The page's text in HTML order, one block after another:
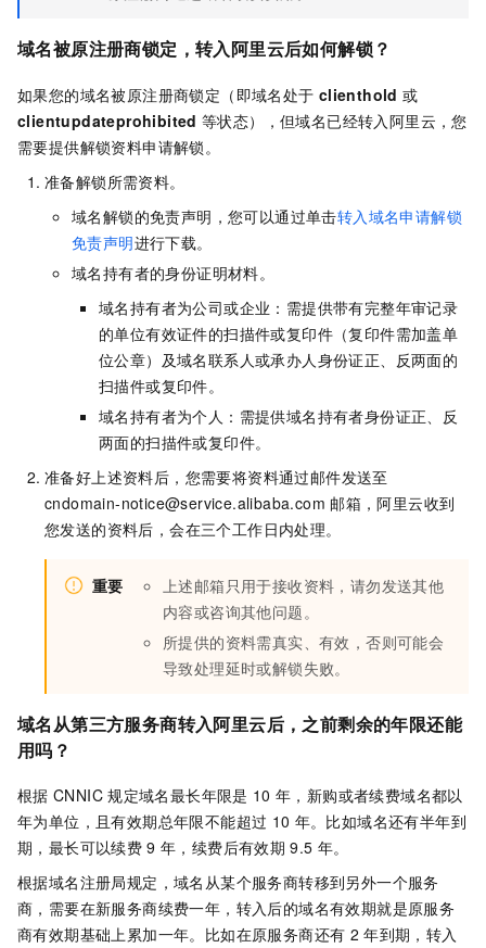
域名被原注册商锁定，转入阿里云后如何解锁？
如果您的域名被原注册商锁定（即域名处于 clienthold 或
clientupdateprohibited 等状态），但域名已经转入阿里云，您
需要提供解锁资料申请解锁。
准备解锁所需资料。
域名解锁的免责声明，您可以通过单击转入域名申请解锁
免责声明进行下载。
域名持有者的身份证明材料。
域名持有者为公司或企业：需提供带有完整年审记录
的单位有效证件的扫描件或复印件（复印件需加盖单
位公章）及域名联系人或承办人身份证正、反两面的
扫描件或复印件。
域名持有者为个人：需提供域名持有者身份证正、反
两面的扫描件或复印件。
准备好上述资料后，您需要将资料通过邮件发送至
cndomain-notice@service.alibaba.com 邮箱，阿里云收到
您发送的资料后，会在三个工作日内处理。
重要
上述邮箱只用于接收资料，请勿发送其他
内容或咨询其他问题。
所提供的资料需真实、有效，否则可能会
导致处理延时或解锁失败。
域名从第三方服务商转入阿里云后，之前剩余的年限还能
用吗？
根据 CNNIC 规定域名最长年限是 10 年，新购或者续费域名都以
年为单位，且有效期总年限不能超过 10 年。比如域名还有半年到
期，最长可以续费 9 年，续费后有效期 9.5 年。
根据域名注册局规定，域名从某个服务商转移到另外一个服务
商，需要在新服务商续费一年，转入后的域名有效期就是原服务
商有效期基础上累加一年。比如在原服务商还有 2 年到期，转入